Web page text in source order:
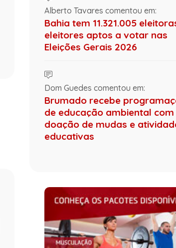
Alberto Tavares comentou em:
Bahia tem 11.321.005
eleitores aptos a votar nas
Eleições Gerais 2026
Dom Guedes comentou em:
Brumado recebe
de educação ambiental com
doação de mudas e
educativas